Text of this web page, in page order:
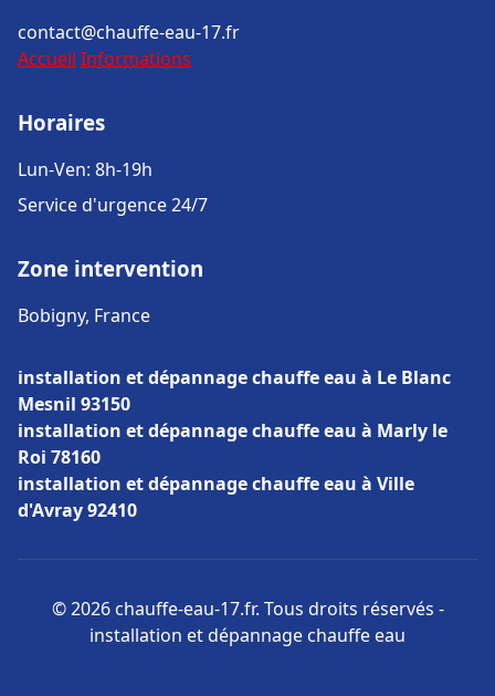
contact@chauffe-eau-17.fr
Accueil Informations
Horaires
Lun-Ven: 8h-19h
Service d'urgence 24/7
Zone intervention
Bobigny, France
installation et dépannage chauffe eau à Le Blanc
Mesnil 93150
installation et dépannage chauffe eau à Marly le
Roi 78160
installation et dépannage chauffe eau à Ville
d'Avray 92410
© 2026 chauffe-eau-17.fr. Tous droits réservés -
installation et dépannage chauffe eau